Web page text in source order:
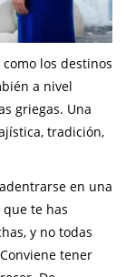
los destinos
a nivel
griegas. Una
tradición,
en una
te has
y no todas
tener